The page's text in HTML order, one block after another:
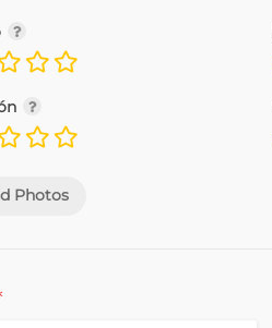
Photos